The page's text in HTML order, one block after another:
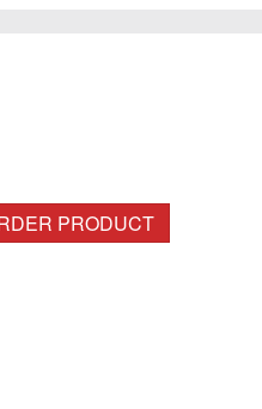
PRODUCT